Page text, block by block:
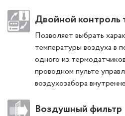
Двойной контроль
Позволяет выбрать
температуры воздуха в
одного из
проводном пульте
воздухозабора
Воздушный фильтр